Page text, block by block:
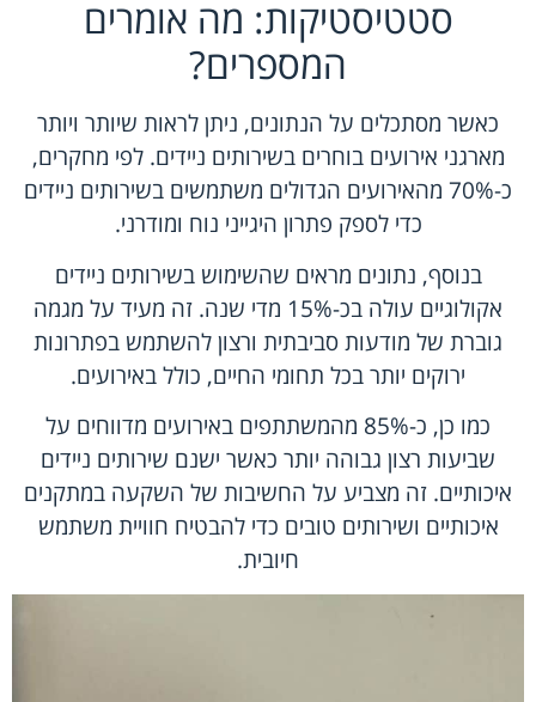
סטטיסטיקות: מה אומרים
המספרים?
כאשר מסתכלים על הנתונים, ניתן לראות שיותר ויותר
מארגני אירועים בוחרים בשירותים ניידים. לפי מחקרים,
כ-70% מהאירועים הגדולים משתמשים בשירותים ניידים
כדי לספק פתרון היגייני נוח ומודרני.
בנוסף, נתונים מראים שהשימוש בשירותים ניידים
אקולוגיים עולה בכ-15% מדי שנה. זה מעיד על מגמה
גוברת של מודעות סביבתית ורצון להשתמש בפתרונות
ירוקים יותר בכל תחומי החיים, כולל באירועים.
כמו כן, כ-85% מהמשתתפים באירועים מדווחים על
שביעות רצון גבוהה יותר כאשר ישנם שירותים ניידים
איכותיים. זה מצביע על החשיבות של השקעה במתקנים
איכותיים ושירותים טובים כדי להבטיח חוויית משתמש
חיובית.